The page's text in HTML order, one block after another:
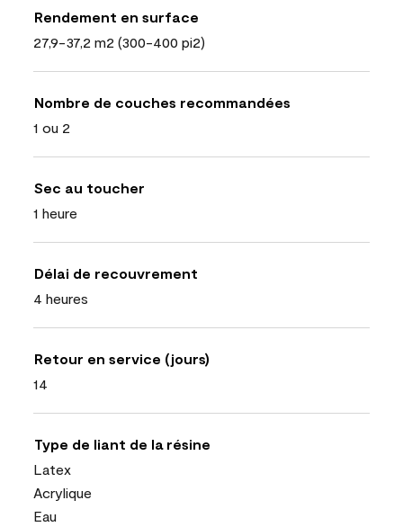
Rendement en surface
27,9-37,2 m2 (300-400 pi2)
Nombre de couches recommandées
1 ou 2
Sec au toucher
1 heure
Délai de recouvrement
4 heures
Retour en service (jours)
14
Type de liant de la résine
Latex
Acrylique
Eau